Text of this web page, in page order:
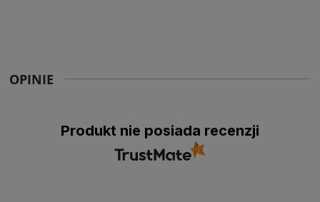
OPINIE
Produkt nie posiada recenzji